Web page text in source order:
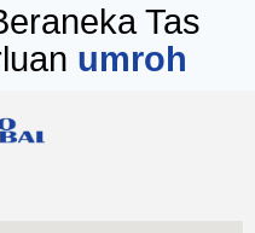
Tas
seminar